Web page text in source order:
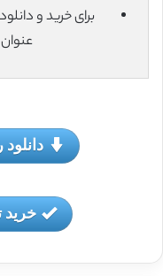
برای خرید و